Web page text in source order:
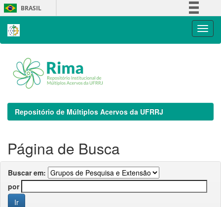
Skip
navigation
BRASIL
Repositório de Múltiplos Acervos da UFRRJ
Página de Busca
Buscar em:
por